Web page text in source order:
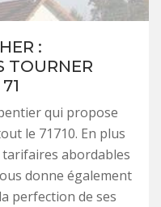
:
TOURNER
qui propose
le 71710. En plus
abordables
donne également
perfection de ses